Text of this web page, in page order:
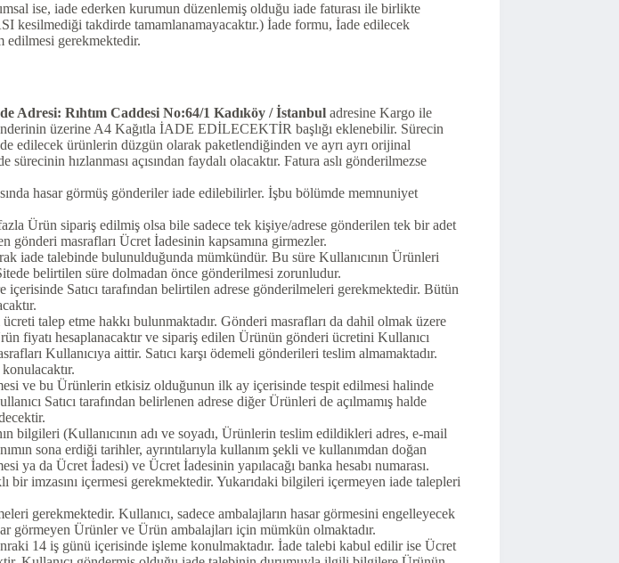
ise, iade ederken kurumun düzenlemiş olduğu iade faturası ile birlikte
kesilmediği takdirde tamamlanamayacaktır.) İade formu, İade edilecek
edilmesi gerekmektedir.
Adresi: Rıhtım Caddesi No:64/1 Kadıköy / İstanbul adresine Kargo ile
üzerine A4 Kağıtla İADE EDİLECEKTİR başlığı eklenebilir. Sürecin
edilecek ürünlerin düzgün olarak paketlendiğinden ve ayrı ayrı orijinal
hızlanması açısından faydalı olacaktır. Fatura aslı gönderilmezse
hasar görmüş gönderiler iade edilebilirler. İşbu bölümde memnuniyet
Ürün sipariş edilmiş olsa bile sadece tek kişiye/adrese gönderilen tek bir adet
gönderi masrafları Ücret İadesinin kapsamına girmezler.
iade talebinde bulunulduğunda mümkündür. Bu süre Kullanıcının Ürünleri
belirtilen süre dolmadan önce gönderilmesi zorunludur.
Satıcı tarafından belirtilen adrese gönderilmeleri gerekmektedir. Bütün
talep etme hakkı bulunmaktadır. Gönderi masrafları da dahil olmak üzere
fiyatı hesaplanacaktır ve sipariş edilen Ürünün gönderi ücretini Kullanıcı
Kullanıcıya aittir. Satıcı karşı ödemeli gönderileri teslim almamaktadır.
ve bu Ürünlerin etkisiz olduğunun ilk ay içerisinde tespit edilmesi halinde
Satıcı tarafından belirlenen adrese diğer Ürünleri de açılmamış halde
bilgileri (Kullanıcının adı ve soyadı, Ürünlerin teslim edildikleri adres, e-mail
sona erdiği tarihler, ayrıntılarıyla kullanım şekli ve kullanımdan doğan
ya da Ücret İadesi) ve Ücret İadesinin yapılacağı banka hesabı numarası.
bir imzasını içermesi gerekmektedir. Yukarıdaki bilgileri içermeyen iade talepleri
gerekmektedir. Kullanıcı, sadece ambalajların hasar görmesini engelleyecek
görmeyen Ürünler ve Ürün ambalajları için mümkün olmaktadır.
14 iş günü içerisinde işleme konulmaktadır. İade talebi kabul edilir ise Ücret